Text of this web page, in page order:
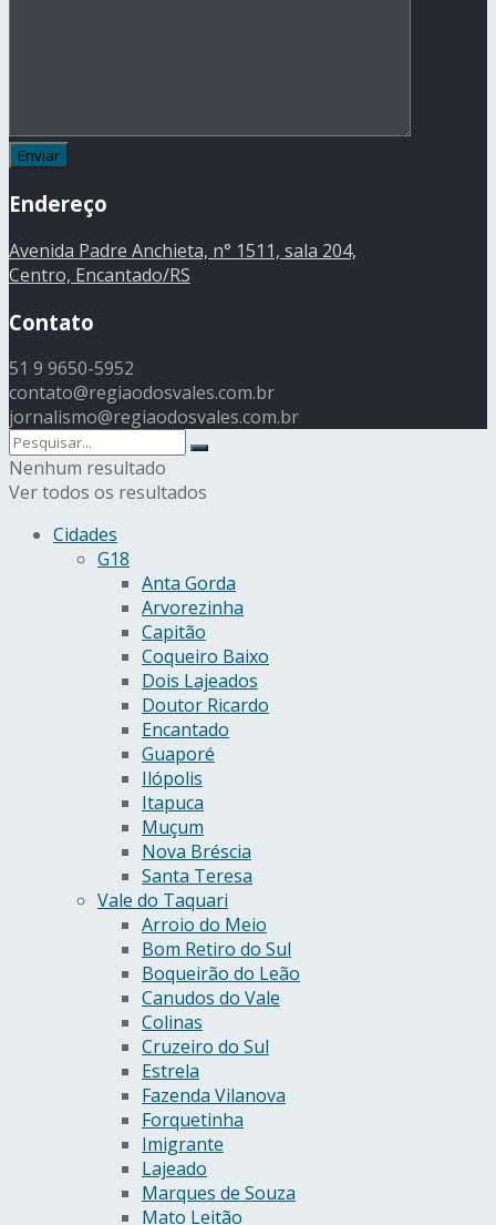
Endereço
Avenida Padre Anchieta, n° 1511, sala 204,
Centro, Encantado/RS
Contato
51 9 9650-5952
contato@regiaodosvales.com.br
jornalismo@regiaodosvales.com.br
Nenhum resultado
Ver todos os resultados
Cidades
G18
Anta Gorda
Arvorezinha
Capitão
Coqueiro Baixo
Dois Lajeados
Doutor Ricardo
Encantado
Guaporé
Ilópolis
Itapuca
Muçum
Nova Bréscia
Santa Teresa
Vale do Taquari
Arroio do Meio
Bom Retiro do Sul
Boqueirão do Leão
Canudos do Vale
Colinas
Cruzeiro do Sul
Estrela
Fazenda Vilanova
Forquetinha
Imigrante
Lajeado
Marques de Souza
Mato Leitão